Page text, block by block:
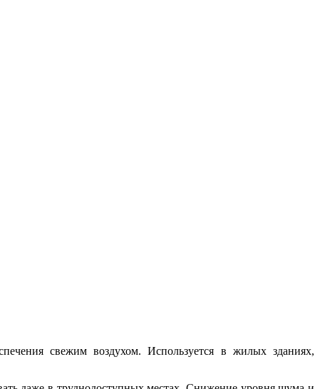
свежим воздухом. Используется в жилых зданиях,